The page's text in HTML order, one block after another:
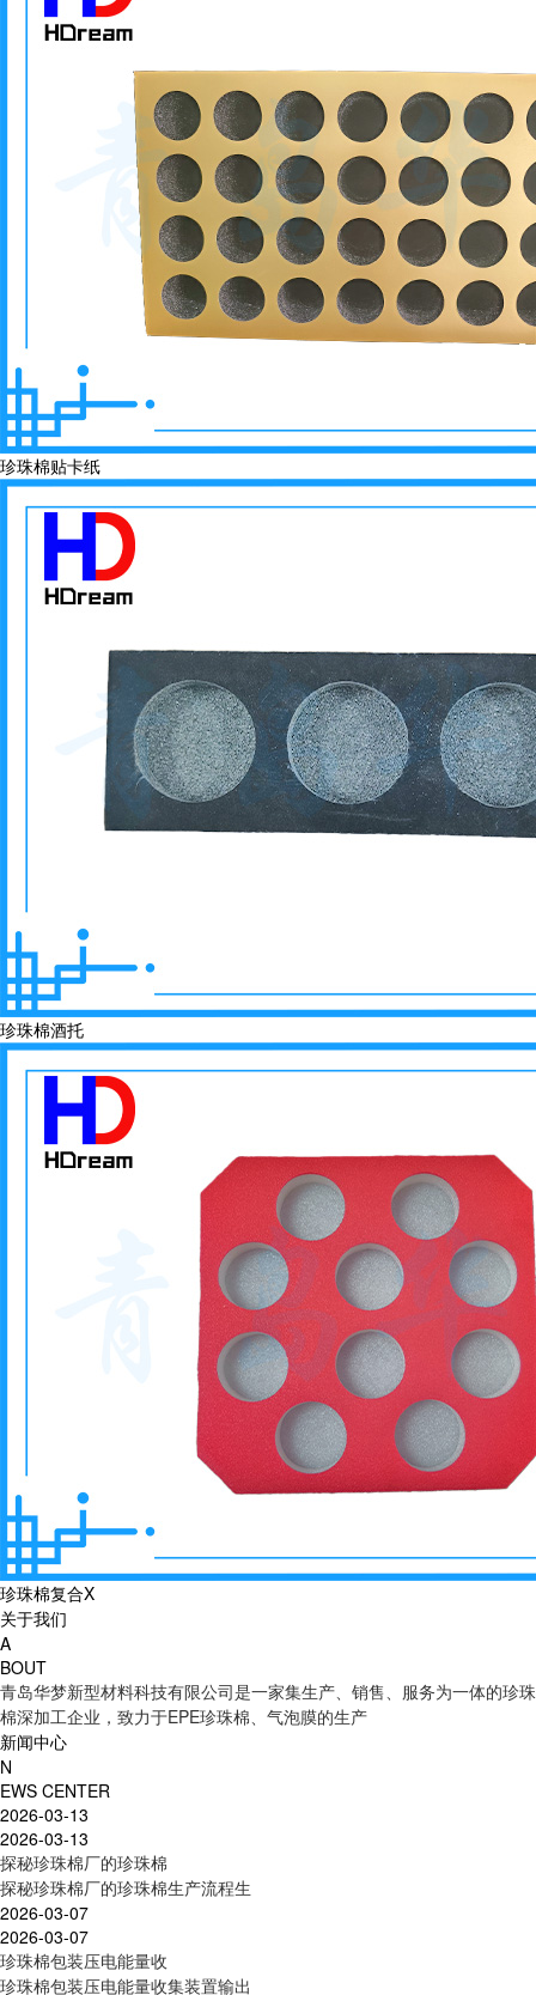
珍珠棉贴卡纸
珍珠棉酒托
珍珠棉复合X
关于我们
A
BOUT
青岛华梦新型材料科技有限公司是一家集生产、销售、服务为一体的珍珠
棉深加工企业，致力于EPE珍珠棉、气泡膜的生产
新闻中心
N
EWS CENTER
2026-03-13
2026-03-13
探秘珍珠棉厂的珍珠棉
探秘珍珠棉厂的珍珠棉生产流程生
2026-03-07
2026-03-07
珍珠棉包装压电能量收
珍珠棉包装压电能量收集装置输出